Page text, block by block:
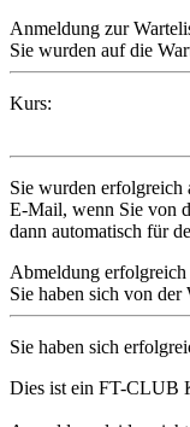
Anmeldung zur
Sie wurden auf die
Kurs:
Sie wurden erfolgreich
E-Mail, wenn Sie von
dann automatisch für
Abmeldung erfolgreich
Sie haben sich von der
Sie haben sich
Dies ist ein FT-CLUB